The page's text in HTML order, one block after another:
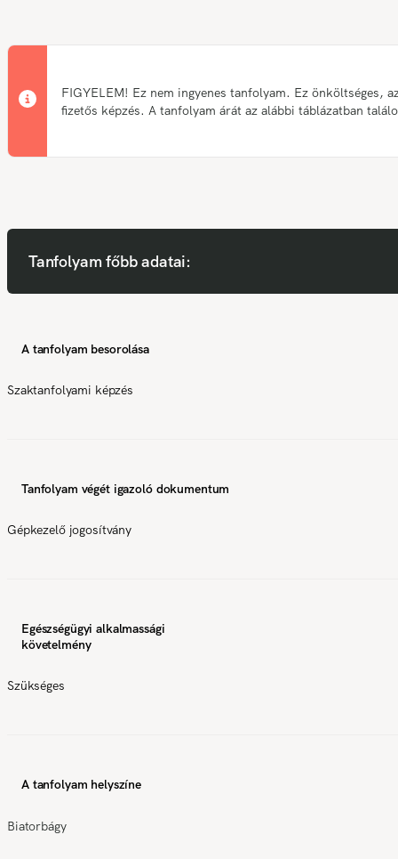
FIGYELEM! Ez nem ingyenes tanfolyam. Ez önköltséges,
fizetős képzés. A tanfolyam árát az alábbi táblázatban
Tanfolyam főbb adatai:
A tanfolyam besorolása
Szaktanfolyami képzés
Tanfolyam végét igazoló dokumentum
Gépkezelő jogosítvány
Egészségügyi alkalmassági
követelmény
Szükséges
A tanfolyam helyszíne
Biatorbágy